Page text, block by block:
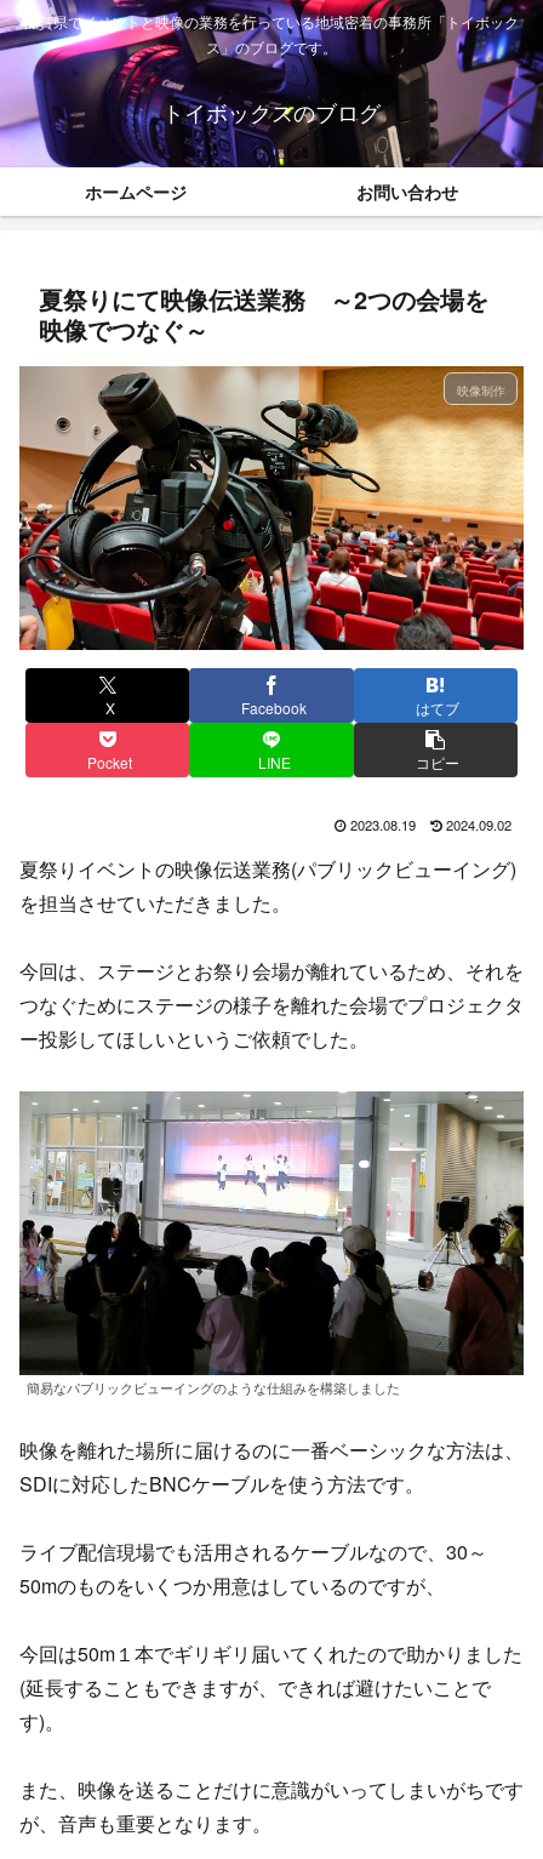
滋賀県でイベントと映像の業務を行っている地域密着の事務所「トイボック
ス」のブログです。
トイボックスのブログ
ホームページ お問い合わせ
夏祭りにて映像伝送業務 ～2つの会場を
映像でつなぐ～
映像制作
X Facebook はてブ
Pocket LINE コピー
2023.08.19 2024.09.02
夏祭りイベントの映像伝送業務(パブリックビューイング)
を担当させていただきました。
今回は、ステージとお祭り会場が離れているため、それを
つなぐためにステージの様子を離れた会場でプロジェクタ
ー投影してほしいというご依頼でした。
簡易なパブリックビューイングのような仕組みを構築しました
映像を離れた場所に届けるのに一番ベーシックな方法は、
SDIに対応したBNCケーブルを使う方法です。
ライブ配信現場でも活用されるケーブルなので、30～
50mのものをいくつか用意はしているのですが、
今回は50m１本でギリギリ届いてくれたので助かりました
(延長することもできますが、できれば避けたいことで
す)。
また、映像を送ることだけに意識がいってしまいがちです
が、音声も重要となります。